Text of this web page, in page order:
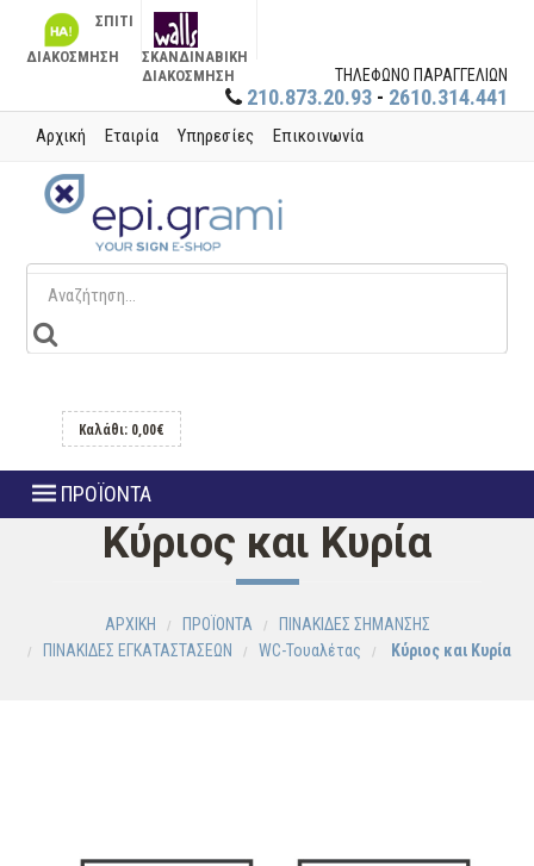
ΣΠΙΤΙ
ΔΙΑΚΟΣΜΗΣΗ
ΣΚΑΝΔΙΝΑΒΙΚΗ
ΔΙΑΚΟΣΜΗΣΗ
ΤΗΛΕΦΩΝΟ ΠΑΡΑΓΓΕΛΙΩΝ
210.873.20.93 - 2610.314.441
Αρχική Εταιρία Υπηρεσίες Επικοινωνία
Καλάθι: 0,00€
ΠΡΟΪΟΝΤΑ
Κύριος και Κυρία
ΑΡΧΙΚΗ ΠΡΟΪΟΝΤΑ
ΠΙΝΑΚΙΔΕΣ ΣΗΜΑΝΣΗΣ
ΠΙΝΑΚΙΔΕΣ ΕΓΚΑΤΑΣΤΑΣΕΩΝ
WC-Τουαλέτας Κύριος και Κυρία